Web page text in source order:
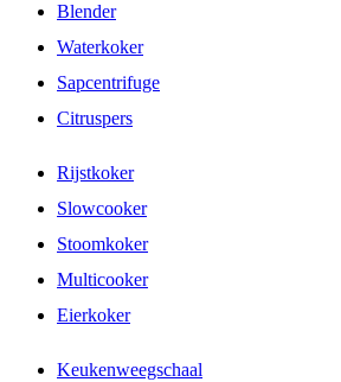
Blender
Waterkoker
Sapcentrifuge
Citruspers
Rijstkoker
Slowcooker
Stoomkoker
Multicooker
Eierkoker
Keukenweegschaal